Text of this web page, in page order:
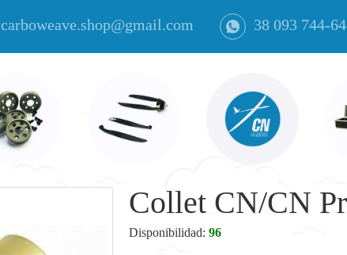
carboweave.shop@gmail.com 38 093 744-
Collet CN/CN
Disponibilidad: 96